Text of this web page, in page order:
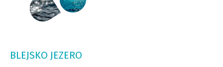
BLEJSKO JEZERO